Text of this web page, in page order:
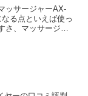
ッサージャーAX-
る点といえば使っ
さ、マッサージの